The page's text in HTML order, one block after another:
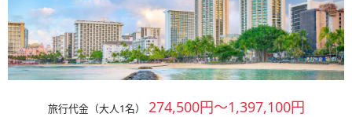
旅行代金（大人1名） 274,500円～1,397,100円